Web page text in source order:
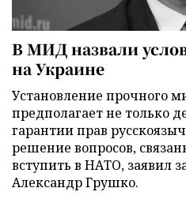
В МИД назвали
на Украине
Установление прочного
предполагает не только
гарантии прав
решение вопросов,
вступить в НАТО, заявил
Александр Грушко.